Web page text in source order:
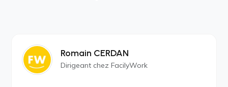
Romain CERDAN
Dirigeant chez FacilyWork